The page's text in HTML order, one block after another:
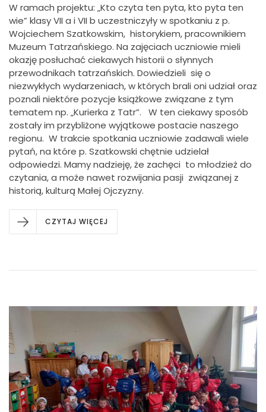
W ramach projektu: „Kto czyta ten pyta, kto pyta ten
wie” klasy VII a i VII b uczestniczyły w spotkaniu z p.
Wojciechem Szatkowskim, historykiem, pracownikiem
Muzeum Tatrzańskiego. Na zajęciach uczniowie mieli
okazję posłuchać ciekawych historii o słynnych
przewodnikach tatrzańskich. Dowiedzieli się o
niezwykłych wydarzeniach, w których brali oni udział oraz
poznali niektóre pozycje książkowe związane z tym
tematem np. „Kurierka z Tatr”. W ten ciekawy sposób
zostały im przybliżone wyjątkowe postacie naszego
regionu. W trakcie spotkania uczniowie zadawali wiele
pytań, na które p. Szatkowski chętnie udzielał
odpowiedzi. Mamy nadzieję, że zachęci to młodzież do
czytania, a może nawet rozwijania pasji związanej z
historią, kulturą Małej Ojczyzny.
CZYTAJ WIĘCEJ